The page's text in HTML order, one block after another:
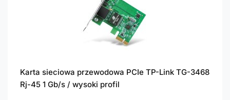
Karta sieciowa przewodowa PCIe TP-Link TG-3468
Rj-45 1 Gb/s / wysoki profil